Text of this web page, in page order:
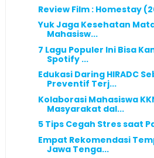
Review Film : Homestay
Yuk Jaga Kesehatan
Mahasisw...
7 Lagu Populer Ini Bisa
Spotify ...
Edukasi Daring HIRADC
Preventif Terj...
Kolaborasi Mahasiswa
Masyarakat dal...
5 Tips Cegah Stres saat
Empat Rekomendasi
Jawa Tenga...